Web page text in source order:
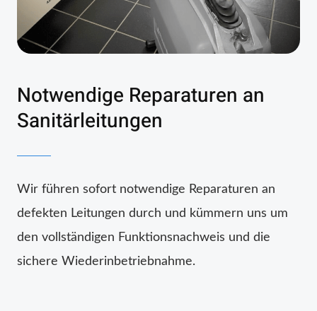
Notwendige Reparaturen an
Sanitärleitungen
Wir führen sofort notwendige Reparaturen an
defekten Leitungen durch und kümmern uns um
den vollständigen Funktionsnachweis und die
sichere Wiederinbetriebnahme.